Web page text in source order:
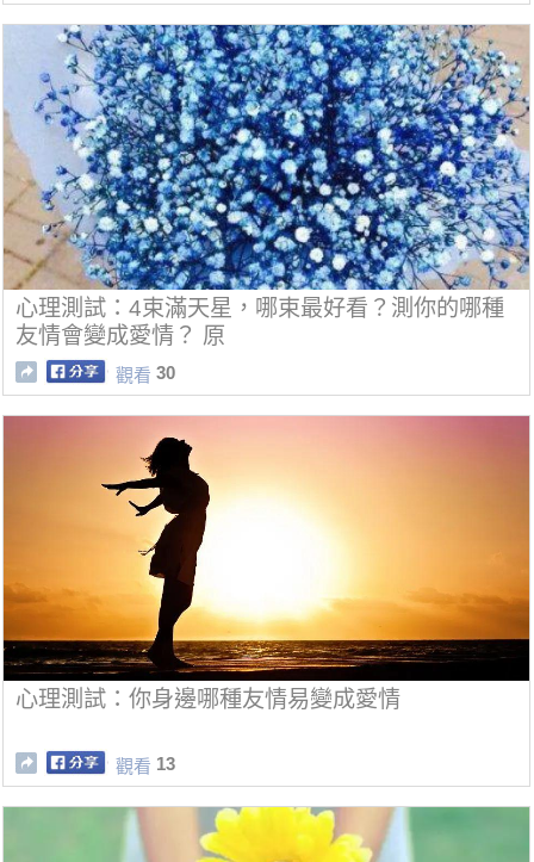
心理測試：4束滿天星，哪束最好看？測你的哪種
友情會變成愛情？ 原
觀看 30
心理測試：你身邊哪種友情易變成愛情
觀看 13